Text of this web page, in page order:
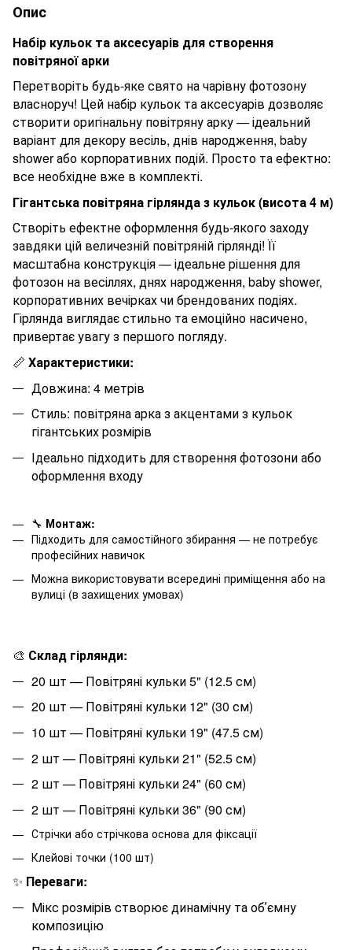
Опис
Набір кульок та аксесуарів для створення
повітряної арки
Перетворіть будь-яке свято на чарівну фотозону
власноруч! Цей набір кульок та аксесуарів дозволяє
створити оригінальну повітряну арку — ідеальний
варіант для декору весіль, днів народження, baby
shower або корпоративних подій. Просто та ефектно:
все необхідне вже в комплекті.
Гігантська повітряна гірлянда з кульок (висота4 м)
Створіть ефектне оформлення будь-якого заходу
завдяки цій величезній повітряній гірлянді! Її
масштабна конструкція — ідеальне рішення для
фотозон на весіллях, днях народження, baby shower,
корпоративних вечірках чи брендованих подіях.
Гірлянда виглядає стильно та емоційно насичено,
привертає увагу з першого погляду.
📏 Характеристики:
Довжина: 4 метрів
Стиль: повітряна арка з акцентами з кульок
гігантських розмірів
Ідеально підходить для створення фотозони або
оформлення входу
🔧 Монтаж:
Підходить для самостійного збирання — не потребує
професійних навичок
Можна використовувати всередині приміщення або на
вулиці (в захищених умовах)
🎨 Склад гірлянди:
20 шт — Повітряні кульки 5" (12.5 см)
20 шт — Повітряні кульки 12" (30 см)
10 шт — Повітряні кульки 19" (47.5 см)
2 шт — Повітряні кульки 21" (52.5 см)
2 шт — Повітряні кульки 24" (60 см)
2 шт — Повітряні кульки 36" (90 см)
Стрічки або стрічкова основа для фіксації
Клейові точки (100 шт)
✨ Переваги:
Мікс розмірів створює динамічну та обʼємну
композицію